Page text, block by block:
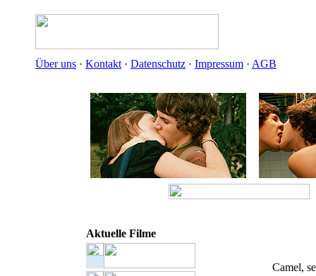
Über uns · Kontakt · Datenschutz · Impressum · AGB
Aktuelle Filme
Camel,